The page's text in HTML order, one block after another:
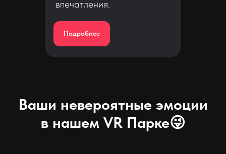
впечатления.
Подробнее
Ваши невероятные эмоции
в нашем VR Парке😜